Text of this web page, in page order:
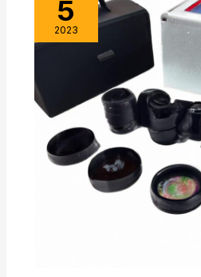
5
2023